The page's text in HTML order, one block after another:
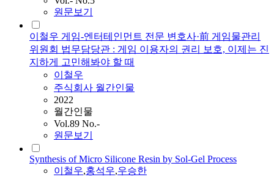
원문보기
이철우 게임-엔터테인먼트 전문 변호사·前 게임물관리
위원회 법무담당관 : 게임 이용자의 권리 보호, 이제는 진
지하게 고민해봐야 할 때
이철우
주식회사 월간인물
2022
월간인물
Vol.89 No.-
원문보기
Synthesis of Micro Silicone Resin by Sol-Gel Process
이철우,홍석우,우승한